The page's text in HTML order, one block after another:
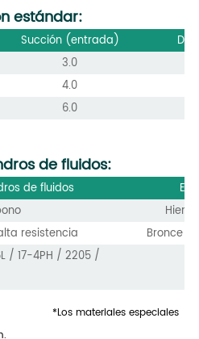
estándar:
Succión (entrada)
3.0
4.0
6.0
de fluidos:
de fluidos
resistencia
Bronce
/ 17-4PH / 2205 /
*Los materiales especiales